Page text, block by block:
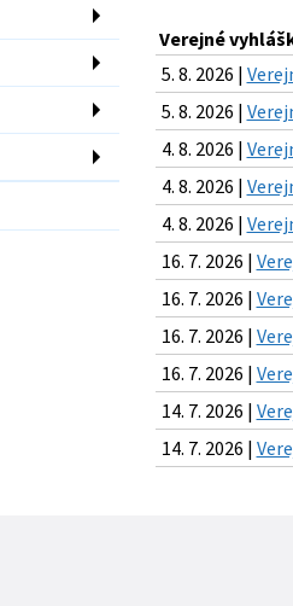
Verejné
5. 8. 2026 |
5. 8. 2026 |
4. 8. 2026 |
4. 8. 2026 |
4. 8. 2026 |
16. 7. 2026 |
16. 7. 2026 |
16. 7. 2026 |
16. 7. 2026 |
14. 7. 2026 |
14. 7. 2026 |